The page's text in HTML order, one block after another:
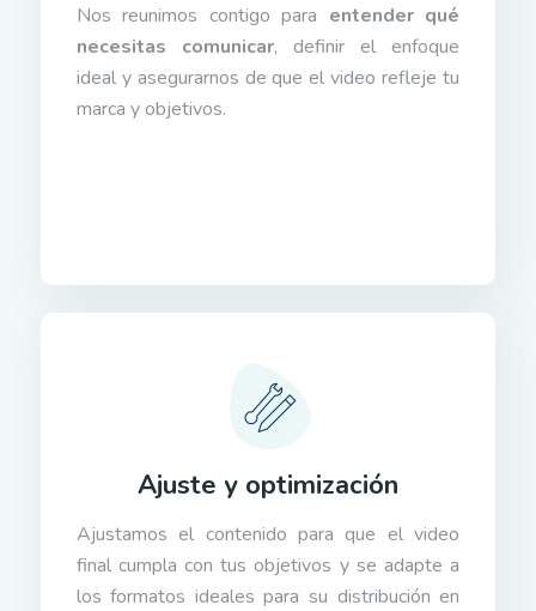
Nos reunimos contigo para entender qué
necesitas comunicar, definir el enfoque
ideal y asegurarnos de que el video refleje tu
marca y objetivos.
Ajuste y optimización
Ajustamos el contenido para que el video
final cumpla con tus objetivos y se adapte a
los formatos ideales para su distribución en